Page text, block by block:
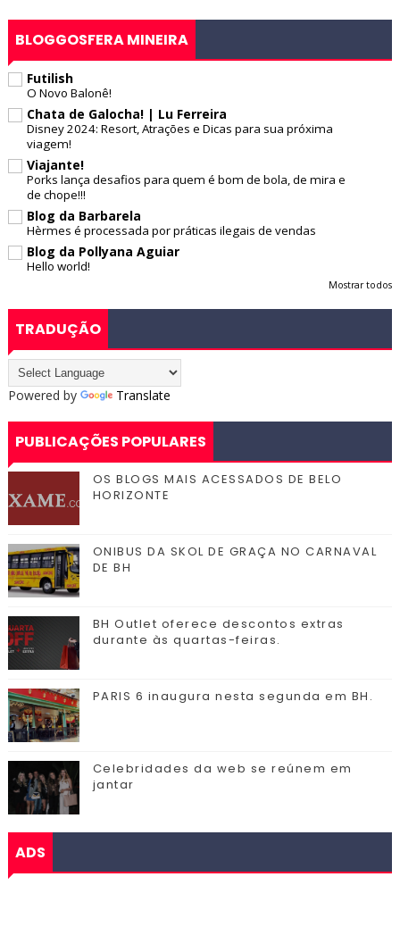
BLOGGOSFERA MINEIRA
Futilish
O Novo Balonê!
Chata de Galocha! | Lu Ferreira
Disney 2024: Resort, Atrações e Dicas para sua próxima
viagem!
Viajante!
Porks lança desafios para quem é bom de bola, de mira e
de chope!!!
Blog da Barbarela
Hèrmes é processada por práticas ilegais de vendas
Blog da Pollyana Aguiar
Hello world!
Mostrar todos
TRADUÇÃO
Powered by Translate
PUBLICAÇÕES POPULARES
OS BLOGS MAIS ACESSADOS DE BELO
HORIZONTE
ONIBUS DA SKOL DE GRAÇA NO CARNAVAL
DE BH
BH Outlet oferece descontos extras
durante às quartas-feiras.
PARIS 6 inaugura nesta segunda em BH.
Celebridades da web se reúnem em
jantar
ADS